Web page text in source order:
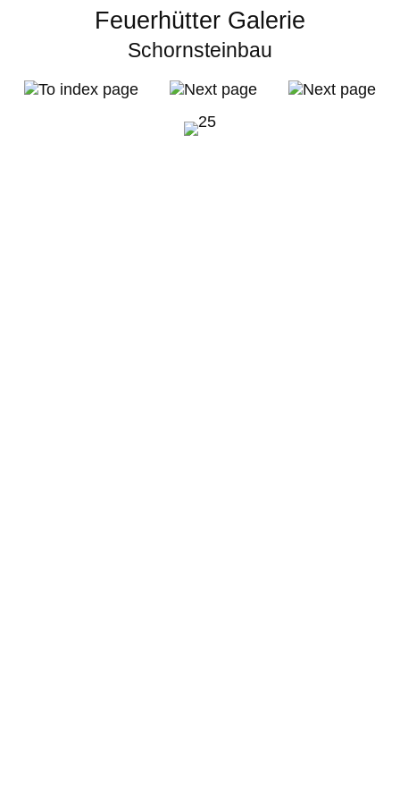
Feuerhütter Galerie
Schornsteinbau